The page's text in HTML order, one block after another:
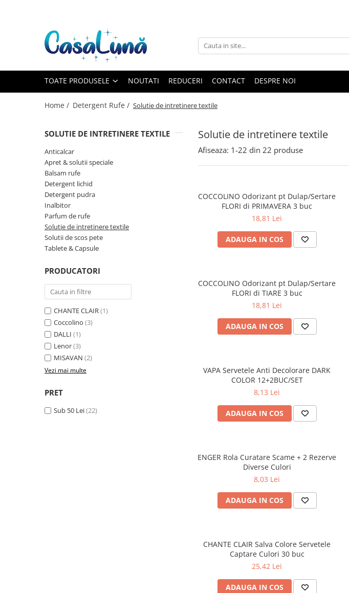
Toate Produsele
Gamma D'ORO
Gamma D'ORO Odorizant Cu
EYFEL Odorizant Auto 10 ml
Betisoare 120 ml
EYFEL Spray Odorizant 400 ml
LORIS Odorizant cu Betisoare 120
Detergent Rufe
Detergent Rufe
Apret & solutii speciale
Detergent lichid
Detergent pudra
Parfum de rufe
Solutie de intretinere textile
Solutii de scos pete
TOATE PRODUSELE NOUTATI REDUCERI CONTACT DESPRE NOI
Home / Detergent Rufe / Solutie de intretinere textile
Solutie de intretinere textile
SOLUTIE DE INTRETINERE TEXTILE
Anticalcar
Apret & solutii speciale
Balsam rufe
Detergent lichid
Detergent pudra
Inalbitor
Parfum de rufe
Solutie de intretinere textile
Solutii de scos pete
Tablete & Capsule
PRODUCATORI
CHANTE CLAIR(1)
Coccolino (3)
DALLI (1)
Lenor(3)
MISAVAN (2)
Vezi mai multe
PRET
Sub 50 Lei(22)
Afiseaza: 1-22 din 22 produse
COCCOLINO Odorizant pt Dulap/Sertare
FLORI di PRIMAVERA 3 buc
18,81 Lei
ADAUGA IN COS
COCCOLINO Odorizant pt Dulap/Sertare
FLORI di TIARE 3 buc
18,81 Lei
ADAUGA IN COS
VAPA Servetele Anti Decolorare DARK
COLOR 12+2BUC/SET
8,13 Lei
ADAUGA IN COS
ENGER Rola Curatare Scame + 2 Rezerve
Diverse Culori
8,03 Lei
ADAUGA IN COS
CHANTE CLAIR Salva Colore Servetele
Captare Culori 30 buc
25,42 Lei
ADAUGA IN COS